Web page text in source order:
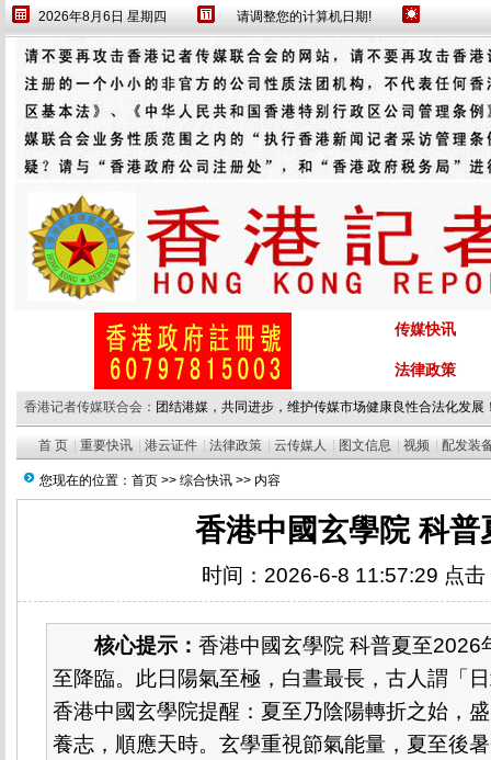
2026年8月6日 星期四 请调整您的计算机日期!
传媒快讯
法律政策
香港记者传媒联合会： 团结港媒，共同进步，维护传媒市场健康良性合法化发展
首 页 重要快讯 港云证件 法律政策 云传媒人 图文信息 视频 配发装
您现在的位置： 首页 >> 综合快讯 >> 内容
香港中國玄學院 科普
时间：2026-6-8 11:57:29 点击
核心提示： 香港中國玄學院 科普夏至2026
至降臨。此日陽氣至極，白晝最長，古人謂「
香港中國玄學院提醒：夏至乃陰陽轉折之始，
養志，順應天時。玄學重視節氣能量，夏至後